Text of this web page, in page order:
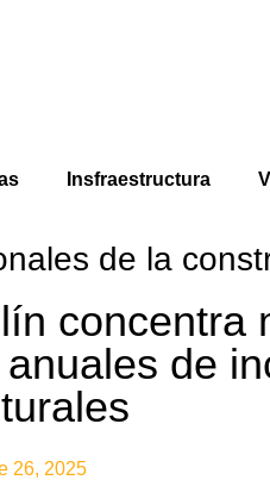
Insfraestructura
de la
concentra
de
26, 2025